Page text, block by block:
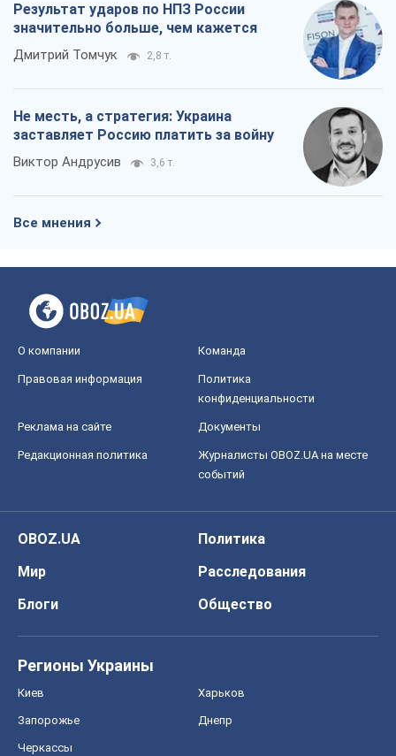
Результат ударов по НПЗ России
значительно больше, чем кажется
Дмитрий Томчук 2,8 т.
Не месть, а стратегия: Украина
заставляет Россию платить за войну
Виктор Андрусив 3,6 т.
Все мнения
О компании Команда
Правовая информация
Политика
конфиденциальности
Реклама на сайте Документы
Редакционная политика
Журналисты OBOZ.UA на месте
событий
OBOZ.UA
Политика
Мир
Расследования
Блоги
Общество
Регионы Украины
Киев Харьков
Запорожье Днепр
Черкассы